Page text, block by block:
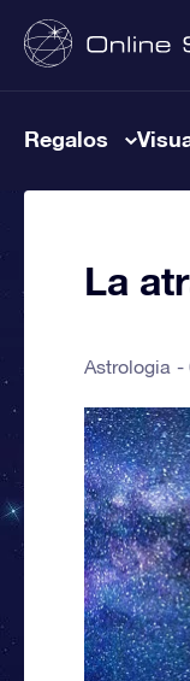
Regalos
La
Astrologia